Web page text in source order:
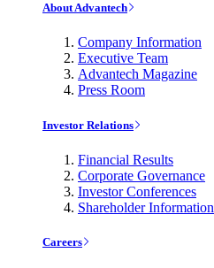
About Advantech
Company Information
Executive Team
Advantech Magazine
Press Room
Investor Relations
Financial Results
Corporate Governance
Investor Conferences
Shareholder Information
Careers